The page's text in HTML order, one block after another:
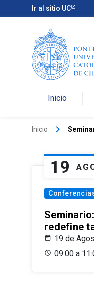
Ir al sitio UC
Inicio
Inicio keyboard_arrow_right
19
redefine
19 de
09:00 a